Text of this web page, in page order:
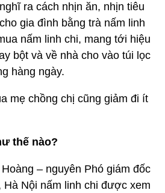
ra cách nhịn ăn, nhịn tiêu
gia đình bằng trà nấm linh
nấm linh chi, mang tới hiệu
bột và về nhà cho vào túi lọc
hàng ngày.
mẹ chồng chị cũng giảm đi ít
thế nào?
– nguyên Phó giám đốc
Hà Nội nấm linh chi được xem